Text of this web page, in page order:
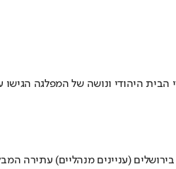
היהודי ונושה של המפלגה
(עניינים מנהליים) עתירה